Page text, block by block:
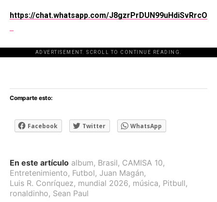
https://chat.whatsapp.com/J8gzrPrDUN99uHdiSvRrcO
ADVERTISEMENT. SCROLL TO CONTINUE READING.
[adsforwp id="243463"]
Comparte esto:
Facebook Twitter WhatsApp
En este artículo album, Brasil, CAMISA 10,
Entretenimiento, Futbol, Juan Magán,
Luis R. Conríquez, mundial 2026, música, Pitbull,
ronaldinho, Sean Paul